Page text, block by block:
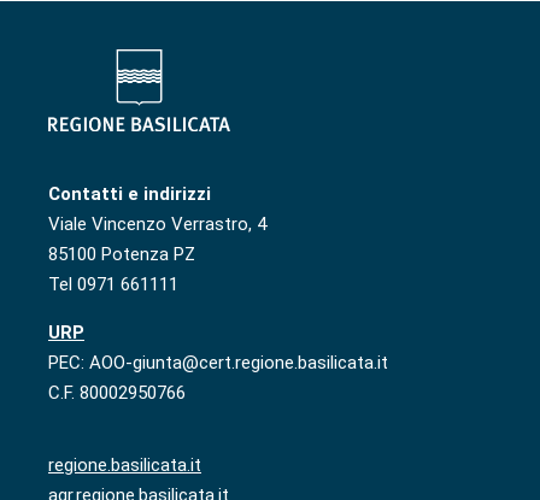
Contatti e indirizzi
Viale Vincenzo Verrastro, 4
85100 Potenza PZ
Tel 0971 661111
URP
PEC: AOO-giunta@cert.regione.basilicata.it
C.F. 80002950766
regione.basilicata.it
agr.regione.basilicata.it